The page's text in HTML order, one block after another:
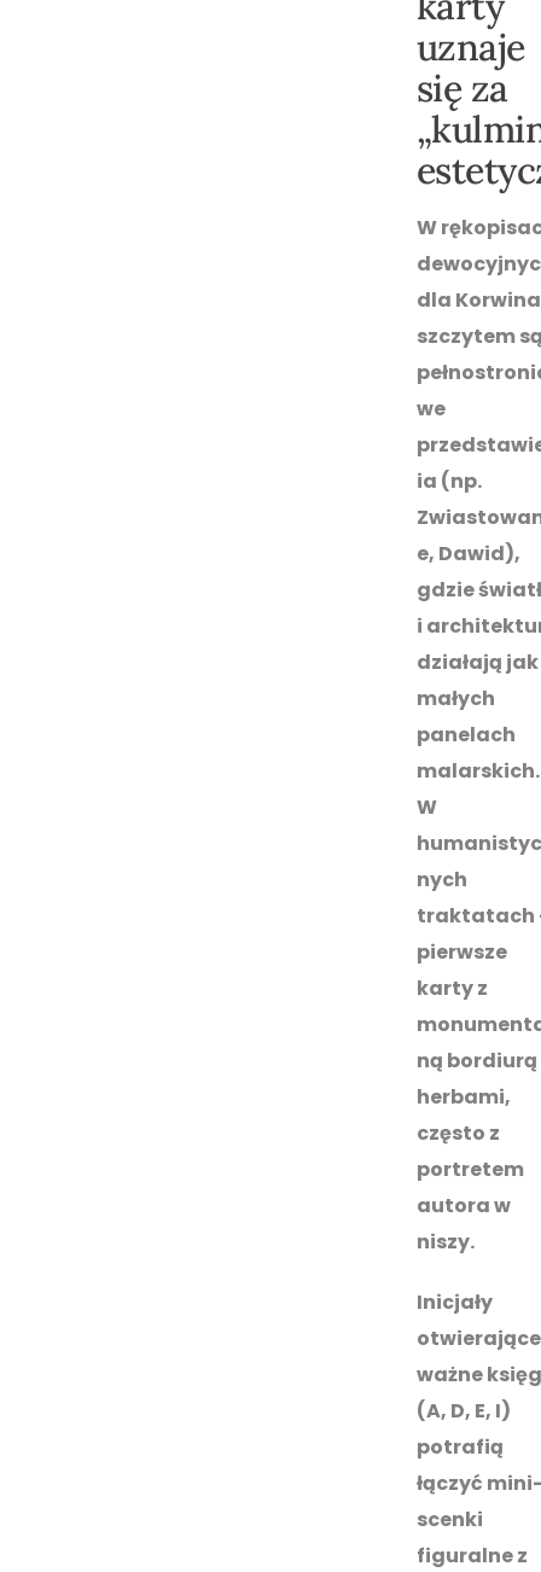
uznaje
się za
W
dla Korwina
szczytem
we
ia (np.
e, Dawid),
gdzie
i
działają
małych
panelach
malarskich.
W
nych
traktatach
pierwsze
karty z
ną bordiurą
herbami,
często z
portretem
autora w
niszy.
Inicjały
otwierające
ważne
(A, D, E, I)
potrafią
łączyć
scenki
figuralne z